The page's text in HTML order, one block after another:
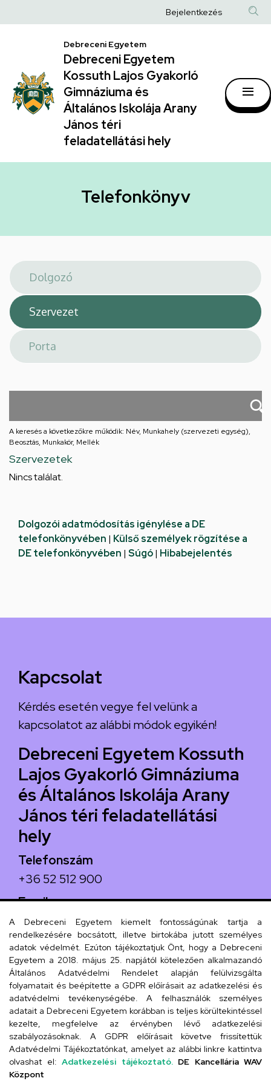
|
Debreceni
Egyetem
Kossuth
Lajos
Gyakorló
Általános
Arany
János
téri
feladatellátási
hely
a
Anonim
fiók
menüje
Bejelentkezés
Debreceni Egyetem
Debreceni Egyetem
Kossuth Lajos Gyakorló
Gimnáziuma és
Általános Iskolája Arany
János téri
feladatellátási hely
Telefonkönyv
A keresés a következőkre működik: Név, Munkahely (szervezeti egység),
Beosztás, Munkakör, Mellék
Szervezetek
Nincs találat.
Dolgozói adatmódosítás igénylése a DE
telefonkönyvében | Külső személyek rögzítése a
DE telefonkönyvében | Súgó| Hibabejelentés
Kapcsolat
Kérdés esetén vegye fel velünk a
kapcsolatot az alábbi módok egyikén!
Debreceni Egyetem Kossuth
Lajos Gyakorló Gimnáziuma
és Általános Iskolája Arany
János téri feladatellátási
hely
Telefonszám
+36 52 512 900
Email
arany.titkarsag@arany-alt.unideb.hu
Cím
4026 Debrecen, Arany János tér 1.
Szervezeti telefonkönyv
UD telefonkönyv
A Debreceni Egyetem kiemelt fontosságúnak tartja a
rendelkezésére bocsátott, illetve birtokába jutott személyes
adatok védelmét. Ezúton tájékoztatjuk Önt, hogy a Debreceni
Egyetem a 2018. május 25. napjától kötelezően alkalmazandó
Általános Adatvédelmi Rendelet alapján felülvizsgálta
folyamatait és beépítette a GDPR előírásait az adatkezelési és
adatvédelmi tevékenységébe. A felhasználók személyes
adatait a Debreceni Egyetem korábban is teljes körültekintéssel
kezelte, megfelelve az érvényben lévő adatkezelési
szabályozásoknak. A GDPR előírásait követve frissítettük
Adatvédelmi Tájékoztatónkat, amelyet az alábbi linkre kattintva
olvashat el: Adatkezelési tájékoztató. DE Kancellária WAV
Központ